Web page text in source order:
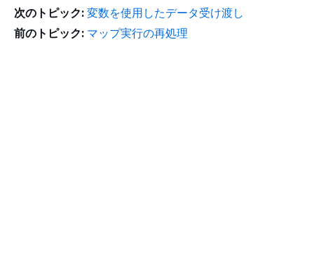
次のトピック: 変数を使用したデータ受け渡し
前のトピック: マップ実行の再処理